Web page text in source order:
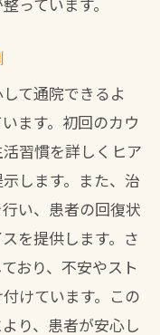
て通院できるよ
ます。初回のカウ
習慣を詳しくヒア
します。また、治
い、患者の回復状
を提供します。さ
おり、不安やスト
けています。この
り、患者が安心し